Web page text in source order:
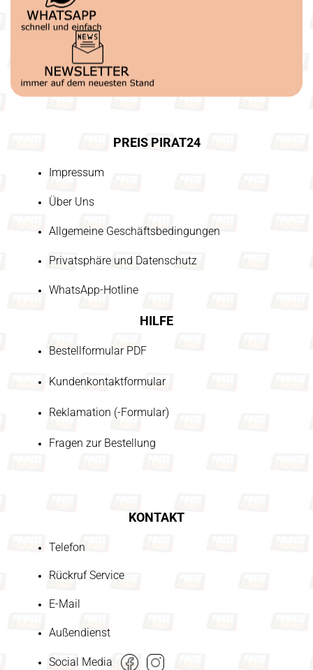
PREIS PIRAT24
Impressum
Über Uns
Allgemeine Geschäftsbedingungen
Privatsphäre und Datenschutz
WhatsApp-Hotline
HILFE
Bestellformular PDF
Kundenkontaktformular
Reklamation (-Formular)
Fragen zur Bestellung
KONTAKT
Telefon
Rückruf Service
E-Mail
Außendienst
Social Media